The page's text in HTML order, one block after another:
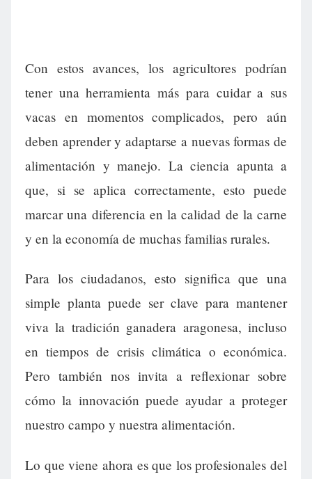
Con estos avances, los agricultores podrían
tener una herramienta más para cuidar a sus
vacas en momentos complicados, pero aún
deben aprender y adaptarse a nuevas formas de
alimentación y manejo. La ciencia apunta a
que, si se aplica correctamente, esto puede
marcar una diferencia en la calidad de la carne
y en la economía de muchas familias rurales.
Para los ciudadanos, esto significa que una
simple planta puede ser clave para mantener
viva la tradición ganadera aragonesa, incluso
en tiempos de crisis climática o económica.
Pero también nos invita a reflexionar sobre
cómo la innovación puede ayudar a proteger
nuestro campo y nuestra alimentación.
Lo que viene ahora es que los profesionales del